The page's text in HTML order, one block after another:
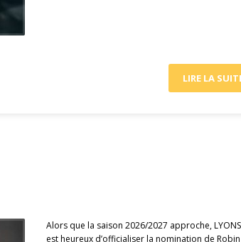
LIRE LA
Alors que la saison 2026/2027 approche,
est heureux d’officialiser la nomination de Robin